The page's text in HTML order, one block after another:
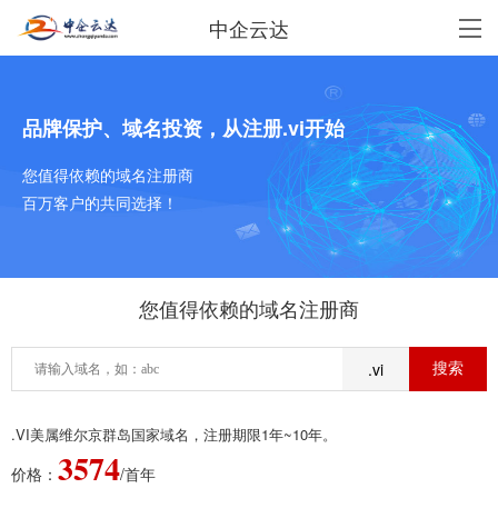
中企云达
品牌保护、域名投资，从注册.vi开始
您值得依赖的域名注册商
百万客户的共同选择！
您值得依赖的域名注册商
.vi
.VI美属维尔京群岛国家域名，注册期限1年~10年。
价格： 3574/首年